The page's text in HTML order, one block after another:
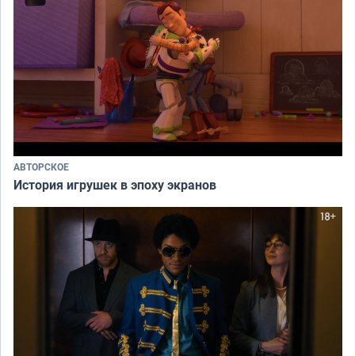
АВТОРСКОЕ
История игрушек в эпоху экранов